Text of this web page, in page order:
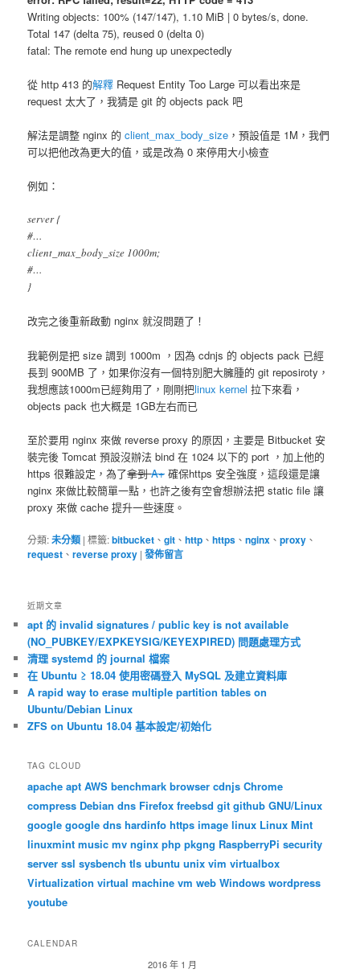
Writing objects: 100% (147/147), 1.10 MiB | 0 bytes/s, done.
Total 147 (delta 75), reused 0 (delta 0)
fatal: The remote end hung up unexpectedly
從 http 413 的解釋 Request Entity Too Large 可以看出來是
request 太大了，我猜是 git 的 objects pack 吧
解法是調整 nginx 的client_max_body_size ，預設值是 1M，我們
可以把他改為更大的值，或是改為 0 來停用大小檢查
例如：
server {
#…
client_max_body_size 1000m;
#…
}
改完之後重新啟動 nginx 就沒問題了！
我範例是把 size 調到 1000m ，因為 cdnjs 的 objects pack 已經
長到 900MB 了，如果你沒有一個特別肥大臃腫的 git reposiroty，
我想應該1000m已經夠用了，剛剛把linux kernel 拉下來看，
objects pack 也大概是 1GB左右而已
至於要用 nginx 來做 reverse proxy 的原因，主要是 Bitbucket 安
裝完後 Tomcat 預設沒辦法 bind 在 1024 以下的 port ，加上他的
https 很難設定，為了拿到A+ 確保https 安全強度，這段還是讓
nginx 來做比較簡單一點，也許之後有空會想辦法把 static file 讓
proxy 來做 cache 提升一些速度。
分類:未分類 |標籤:bitbucket 、git 、http 、https 、nginx 、proxy 、
request 、reverse proxy |發佈留言
近期文章
apt 的 invalid signatures / public key is not available
(NO_PUBKEY/EXPKEYSIG/KEYEXPIRED) 問題處理方式
清理 systemd 的 journal 檔案
在 Ubuntu ≥ 18.04 使用密碼登入 MySQL 及建立資料庫
A rapid way to erase multiple partition tables on
Ubuntu/Debian Linux
ZFS on Ubuntu 18.04 基本設定/初始化
TAG CLOUD
apache apt AWS benchmark browser cdnjs Chrome
compress Debian dns Firefox freebsd git github GNU/Linux
google google dns hardinfo https image linux Linux Mint
linuxmint music mv nginx php pkgng RaspberryPi security
server ssl sysbench tls ubuntu unix vim virtualbox
Virtualization virtual machine vm web Windows wordpress
youtube
CALENDAR
2016 年 1 月